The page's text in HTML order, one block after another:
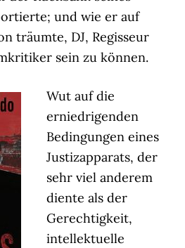
und wie er auf
träumte, DJ, Regisseur
sein zu können.
Wut auf die
erniedrigenden
Bedingungen eines
Justizapparats, der
sehr viel anderem
diente als der
Gerechtigkeit,
intellektuelle